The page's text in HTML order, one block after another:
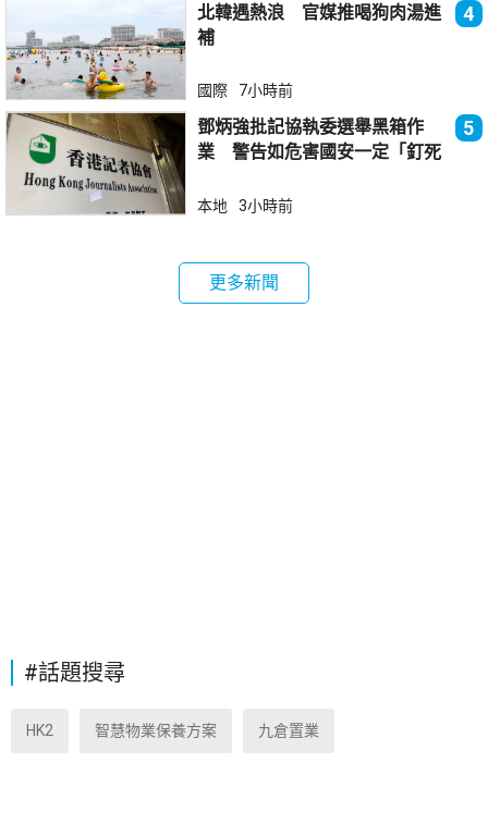
北韓遇熱浪 官媒推喝狗肉湯進
補
4
國際 7小時前
鄧炳強批記協執委選舉黑箱作
業 警告如危害國安一定「釘死
5
本地 3小時前
更多新聞
#話題搜尋
HK2 智慧物業保養方案 九倉置業